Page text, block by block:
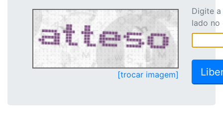
[trocar imagem]
Digite
lado no